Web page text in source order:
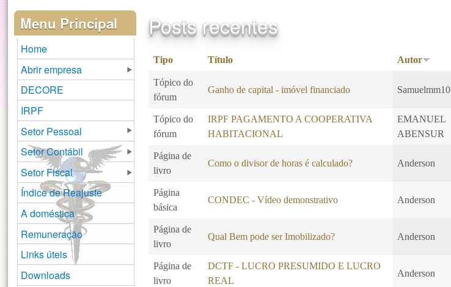
Posts recentes
Tipo Título Autor
Tópico do
fórum
Ganho de capital - imóvel financiado Samuelmm10
Tópico do
fórum
IRPF PAGAMENTO A COOPERATIVA
HABITACIONAL
EMANUEL
ABENSUR
Página de
livro
Como o divisor de horas é calculado? Anderson
Página
básica
CONDEC - Vídeo demonstrativo Anderson
Página de
livro
Qual Bem pode ser Imobilizado? Anderson
Página de
livro
DCTF - LUCRO PRESUMIDO E LUCRO
REAL
Anderson
Menu Principal
Home
Abrir empresa
DECORE
IRPF
Setor Pessoal
Setor Contábil
Setor Fiscal
Índice de Reajuste
A doméstica
Remuneração
Links úteis
Downloads